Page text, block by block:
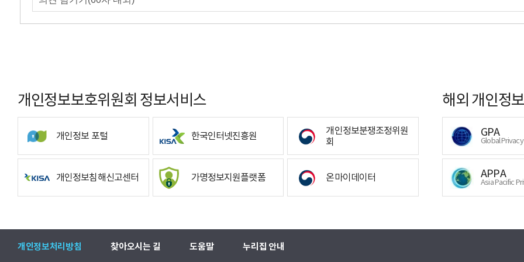
개인정보보호위원회 정보서비스
개인정보 포털 한국인터넷진흥원
개인정보분쟁조정위원
회
개인정보침해신고센터 가명정보지원플랫폼 온마이데이터
해외 개인정
GPA
Global
APPA
Asia Pacific
개인정보처리방침 찾아오시는 길 도움말 누리집 안내